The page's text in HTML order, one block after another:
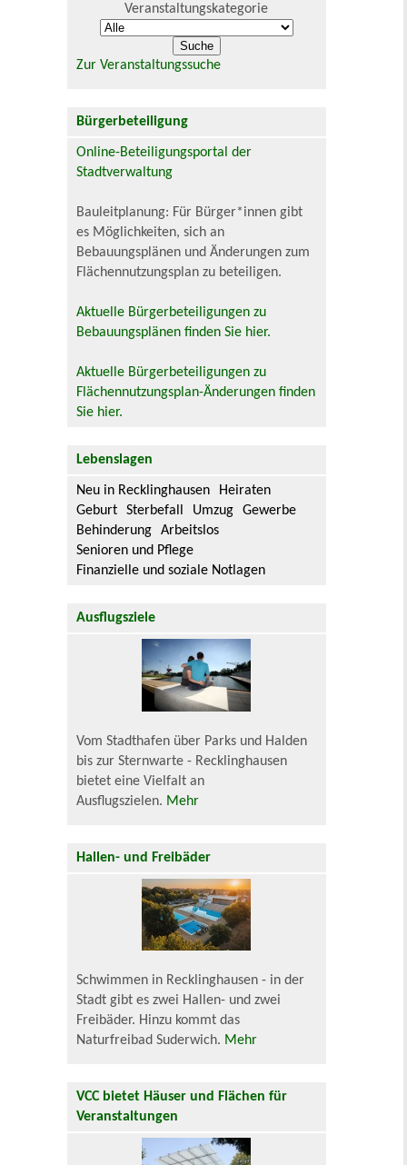
Veranstaltungskategorie
Zur Veranstaltungssuche
Bürgerbeteiligung
Online-Beteiligungsportal der
Stadtverwaltung
Bauleitplanung: Für Bürger*innen gibt
es Möglichkeiten, sich an
Bebauungsplänen und Änderungen zum
Flächennutzungsplan zu beteiligen.
Aktuelle Bürgerbeteiligungen zu
Bebauungsplänen finden Sie hier.
Aktuelle Bürgerbeteiligungen zu
Flächennutzungsplan-Änderungen finden
Sie hier.
Lebenslagen
Neu in Recklinghausen
Heiraten
Geburt
Sterbefall Umzug
Gewerbe
Behinderung
Arbeitslos
Senioren und Pflege
Finanzielle und soziale Notlagen
Ausflugsziele
Vom Stadthafen über Parks und Halden
bis zur Sternwarte - Recklinghausen
bietet eine Vielfalt an
Ausflugszielen. Mehr
Hallen- und Freibäder
Schwimmen in Recklinghausen - in der
Stadt gibt es zwei Hallen- und zwei
Freibäder. Hinzu kommt das
Naturfreibad Suderwich. Mehr
VCC bietet Häuser und Flächen für
Veranstaltungen